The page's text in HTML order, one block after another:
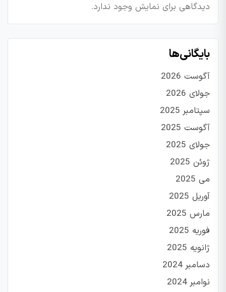
دیدگاهی برای نمایش وجود ندارد.
بایگانی‌ها
آگوست 2026
جولای 2026
سپتامبر 2025
آگوست 2025
جولای 2025
ژوئن 2025
می 2025
آوریل 2025
مارس 2025
فوریه 2025
ژانویه 2025
دسامبر 2024
نوامبر 2024